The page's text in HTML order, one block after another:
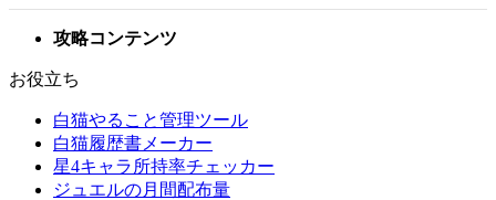
攻略コンテンツ
お役立ち
白猫やること管理ツール
白猫履歴書メーカー
星4キャラ所持率チェッカー
ジュエルの月間配布量